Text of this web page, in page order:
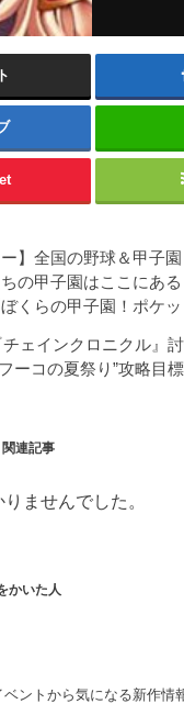
ー】全国の野球＆甲子
の甲子園はここにあ
くらの甲子園！ポケッ
チェインクロニクル』
ーコの夏祭り”攻略目
関連記事
ませんでした。
かいた人
ベントから気になる新作情